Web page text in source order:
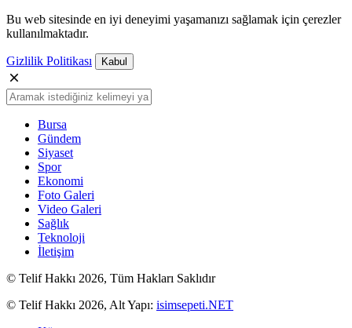
Bu web sitesinde en iyi deneyimi yaşamanızı sağlamak için çerezler
kullanılmaktadır.
Gizlilik Politikası Kabul
Bursa
Gündem
Siyaset
Spor
Ekonomi
Foto Galeri
Video Galeri
Sağlık
Teknoloji
İletişim
© Telif Hakkı 2026, Tüm Hakları Saklıdır
© Telif Hakkı 2026, Alt Yapı: isimsepeti.NET